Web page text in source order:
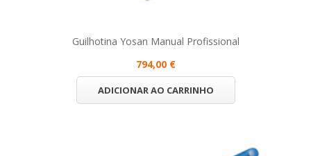
Guilhotina Yosan Manual Profissional
794,00 €
ADICIONAR AO CARRINHO